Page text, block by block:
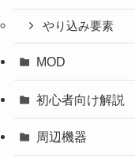
やり込み要素
MOD
初心者向け解説
周辺機器